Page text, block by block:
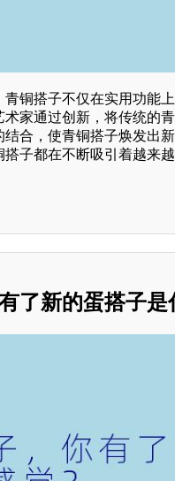
青铜搭子不仅在实用功能
术家通过创新，将传统的
结合，使青铜搭子焕发出
搭子都在不断吸引着越来
了新的蛋搭子是